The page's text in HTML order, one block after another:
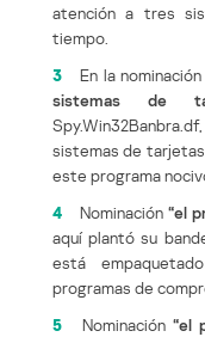
atención a tres
tiempo.
3
En la
sistemas de
sistemas de
este programa
4
Nominación“el
aquí plantó su
está
programas de
5
Nominación “el